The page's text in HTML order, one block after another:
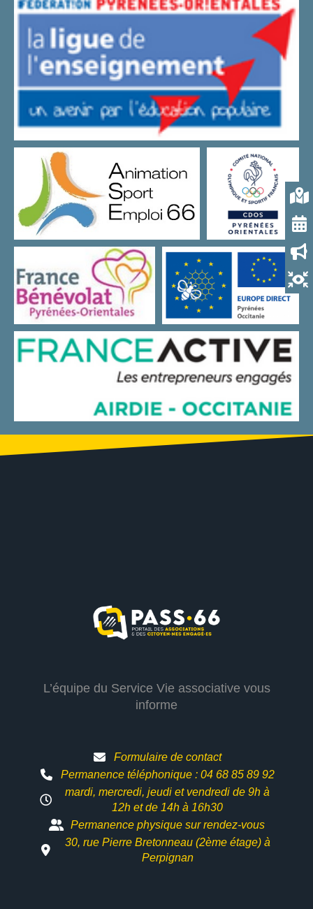
L’équipe du Service Vie associative vous
informe
Formulaire de contact
Permanence téléphonique : 04 68 85 89 92
mardi, mercredi, jeudi et vendredi de 9h à
12h etde 14h à 16h30
Permanence physique sur rendez-vous
30, rue Pierre Bretonneau (2ème étage) à
Perpignan